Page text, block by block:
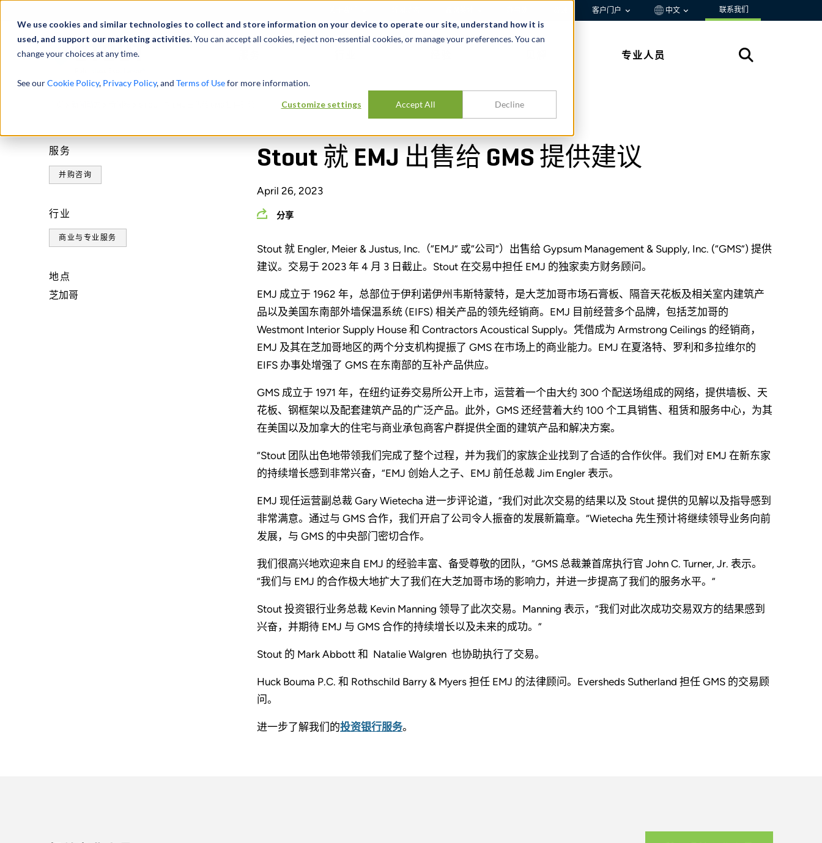
We use cookies and similar technologies to collect and store information on your device to operate our site, understand how it is
used, and support our marketing activities.You can accept all cookies, reject non-essential cookies, or manage your preferences. You can
change your choices at any time.
See ourCookie Policy, Privacy Policy, and Terms of Usefor more information.
Customize settings Accept All Decline
客户门户 中文 联系我们
专业人员
服务
并购咨询
行业
商业与专业服务
地点
芝加哥
Stout 就 EMJ 出售给 GMS 提供建议
April 26, 2023
分享
Stout 就 Engler, Meier & Justus, Inc.（“EMJ” 或“公司”）出售给 Gypsum Management & Supply, Inc. (“GMS”) 提供
建议。交易于 2023 年 4 月 3 日截止。Stout 在交易中担任 EMJ 的独家卖方财务顾问。
EMJ 成立于 1962 年，总部位于伊利诺伊州韦斯特蒙特，是大芝加哥市场石膏板、隔音天花板及相关室内建筑产
品以及美国东南部外墙保温系统 (EIFS) 相关产品的领先经销商。EMJ 目前经营多个品牌，包括芝加哥的
Westmont Interior Supply House 和 Contractors Acoustical Supply。凭借成为 Armstrong Ceilings 的经销商，
EMJ 及其在芝加哥地区的两个分支机构提振了 GMS 在市场上的商业能力。EMJ 在夏洛特、罗利和多拉维尔的
EIFS 办事处增强了 GMS 在东南部的互补产品供应。
GMS 成立于 1971 年，在纽约证券交易所公开上市，运营着一个由大约 300 个配送场组成的网络，提供墙板、天
花板、钢框架以及配套建筑产品的广泛产品。此外，GMS 还经营着大约 100 个工具销售、租赁和服务中心，为其
在美国以及加拿大的住宅与商业承包商客户群提供全面的建筑产品和解决方案。
“Stout 团队出色地带领我们完成了整个过程，并为我们的家族企业找到了合适的合作伙伴。我们对 EMJ 在新东家
的持续增长感到非常兴奋，“EMJ 创始人之子、EMJ 前任总裁 Jim Engler 表示。
EMJ 现任运营副总裁 Gary Wietecha 进一步评论道，”我们对此次交易的结果以及 Stout 提供的见解以及指导感到
非常满意。通过与 GMS 合作，我们开启了公司令人振奋的发展新篇章。“Wietecha 先生预计将继续领导业务向前
发展，与 GMS 的中央部门密切合作。
我们很高兴地欢迎来自 EMJ 的经验丰富、备受尊敬的团队，”GMS 总裁兼首席执行官 John C. Turner, Jr. 表示。
“我们与 EMJ 的合作极大地扩大了我们在大芝加哥市场的影响力，并进一步提高了我们的服务水平。”
Stout 投资银行业务总裁 Kevin Manning 领导了此次交易。Manning 表示，“我们对此次成功交易双方的结果感到
兴奋，并期待 EMJ 与 GMS 合作的持续增长以及未来的成功。”
Stout 的 Mark Abbott 和 Natalie Walgren 也协助执行了交易。
Huck Bouma P.C. 和 Rothschild Barry & Myers 担任 EMJ 的法律顾问。Eversheds Sutherland 担任 GMS 的交易顾
问。
进一步了解我们的投资银行服务。